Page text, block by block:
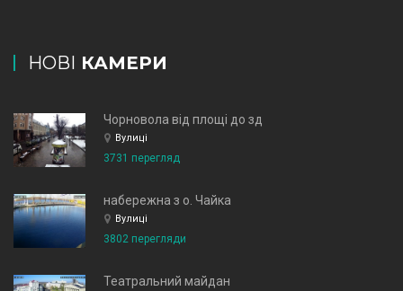
НОВІ КАМЕРИ
Чорновола від площі до зд
Вулиці
3731 перегляд
набережна з о. Чайка
Вулиці
3802 перегляди
Театральний майдан